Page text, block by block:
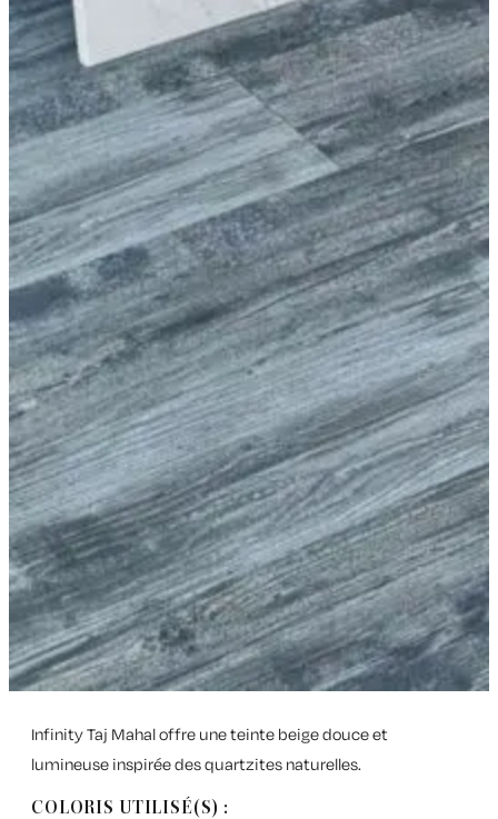
Infinity Taj Mahal offre une teinte beige douce et
lumineuse inspirée des quartzites naturelles.
COLORIS UTILISÉ(S) :